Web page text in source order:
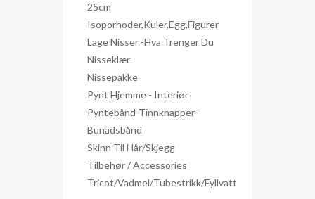
25cm
Isoporhoder,kuler,egg,figurer
Lage Nisser -hva Trenger Du
Nisseklær
Nissepakke
Pynt Hjemme - Interiør
Pyntebånd-Tinnknapper-
Bunadsbånd
Skinn Til Hår/skjegg
Tilbehør / Accessories
Tricot/Vadmel/Tubestrikk/Fyllvatt